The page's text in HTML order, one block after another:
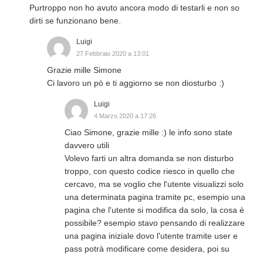
Purtroppo non ho avuto ancora modo di testarli e non so
dirti se funzionano bene.
Luigi
27 Febbraio 2020 a 13:01
Grazie mille Simone
Ci lavoro un pò e ti aggiorno se non diosturbo :)
Luigi
4 Marzo 2020 a 17:26
Ciao Simone, grazie mille :) le info sono state
davvero utili
Volevo farti un altra domanda se non disturbo
troppo, con questo codice riesco in quello che
cercavo, ma se voglio che l'utente visualizzi solo
una determinata pagina tramite pc, esempio una
pagina che l'utente si modifica da solo, la cosa è
possibile? esempio stavo pensando di realizzare
una pagina iniziale dovo l'utente tramite user e
pass potrà modificare come desidera, poi su